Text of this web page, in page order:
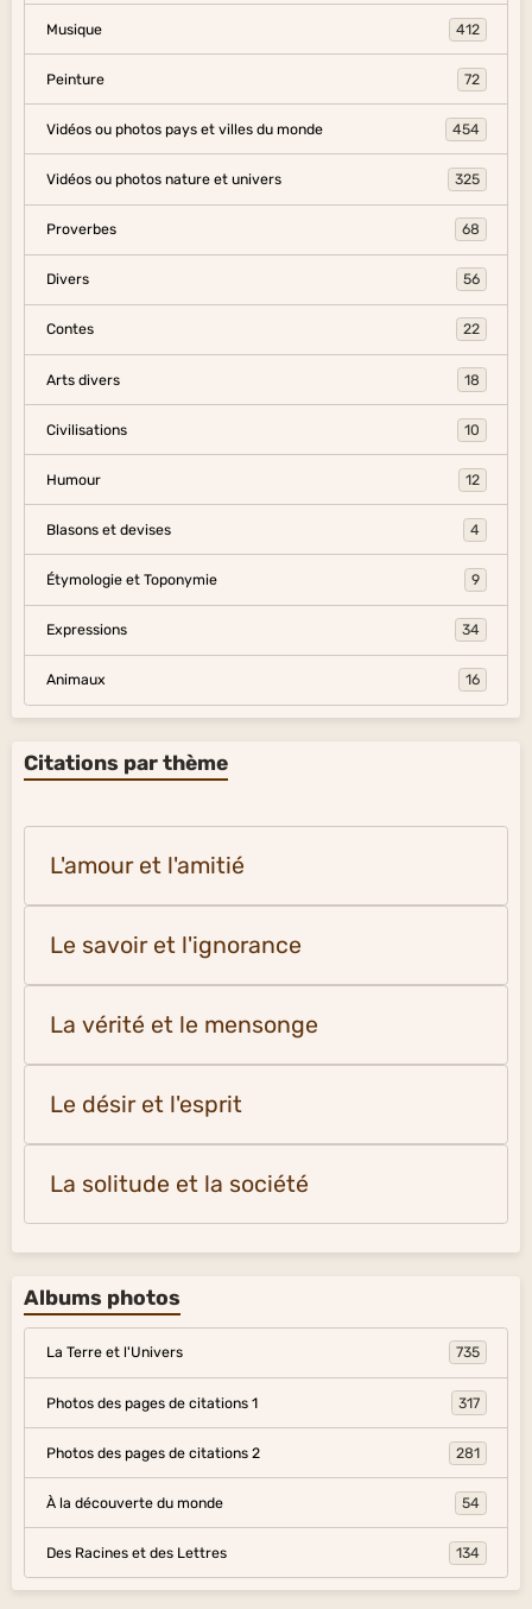
Musique 412
Peinture 72
Vidéos ou photos pays et villes du monde 454
Vidéos ou photos nature et univers 325
Proverbes 68
Divers 56
Contes 22
Arts divers 18
Civilisations 10
Humour 12
Blasons et devises 4
Étymologie et Toponymie 9
Expressions 34
Animaux 16
Citations par thème
L'amour et l'amitié
Le savoir et l'ignorance
La vérité et le mensonge
Le désir et l'esprit
La solitude et la société
Albums photos
La Terre et l'Univers 735
Photos des pages de citations 1 317
Photos des pages de citations 2 281
À la découverte du monde 54
Des Racines et des Lettres 134